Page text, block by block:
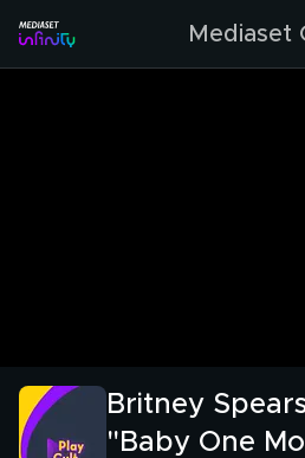
Mediaset
Britney
"Baby One